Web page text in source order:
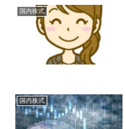
国内株式
国内株式